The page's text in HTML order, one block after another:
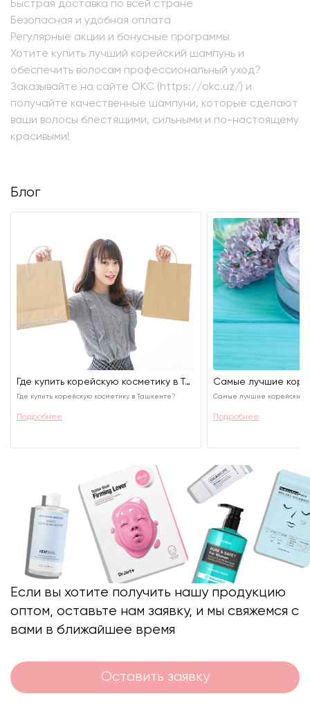
Быстрая доставка по всей стране
Безопасная и удобная оплата
Регулярные акции и бонусные программы
Хотите купить лучший корейский шампунь и
обеспечить волосам профессиональный уход?
Заказывайте на сайте OKC (https://okc.uz/) и
получайте качественные шампуни, которые сделают
ваши волосы блестящими, сильными и по-настоящему
красивыми!
Блог
Где купить корейскую косметику в Ташкенте?
Где купить корейскую косметику в Ташкенте?
Подробнее
Самые лучшие корейские
Подробнее
Если вы хотите получить нашу продукцию
оптом, оставьте нам заявку, и мы свяжемся с
вами в ближайшее время
Оставить заявку